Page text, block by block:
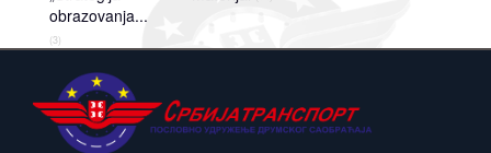
Fotografije
Događaji
Siva ekonomija
Savetnici
Marketing
Fakultet tehničkih nauka Novi Sad
obrazovanja...
(3)